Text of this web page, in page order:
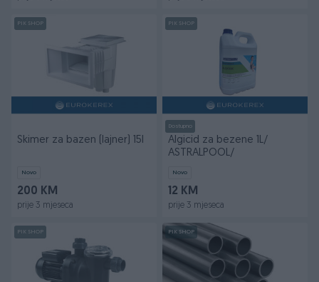
PIK SHOP
Skimer za bazen (lajner) 15l
Novo
200 KM
prije 3 mjeseca
PIK SHOP
Dostupno
Algicid za bezene 1L/
ASTRALPOOL/
Novo
12 KM
prije 3 mjeseca
PIK SHOP PIK SHOP